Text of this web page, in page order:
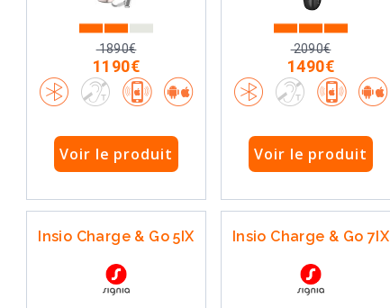
1890€
1190€
Voir le produit
2090€
1490€
Voir le produit
Insio Charge & Go 5IX Insio Charge & Go 7IX